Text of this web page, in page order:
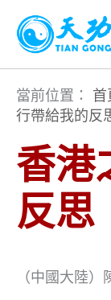
主
當前位置： 首
行帶給我的反
香港
反思
（中國大陸）